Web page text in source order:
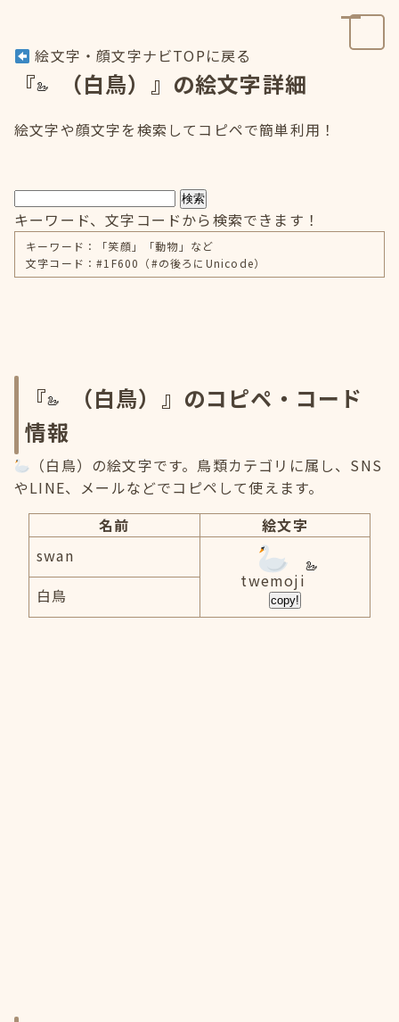
絵文字・顔文字ナビTOPに戻る
『 （白鳥）』の絵文字詳細
絵文字や顔文字を検索してコピペで簡単利用！
検索
キーワード、文字コードから検索できます！
キーワード：「笑顔」「動物」など
文字コード：#1F600（#の後ろにUnicode）
『
（白鳥）』のコピペ・コード
情報
（白鳥）の絵文字です。鳥類カテゴリに属し、SNS
やLINE、メールなどでコピペして使えます。
名前
絵文字
swan
twemoji
copy!
白鳥